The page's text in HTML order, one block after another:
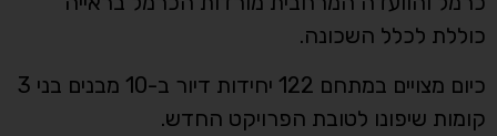
כוללת לכלל השכונה.
כיום מצויים במתחם 122 יחידות דיור ב-10 מבנים בני 3
קומות שיפונו לטובת הפרויקט החדש.